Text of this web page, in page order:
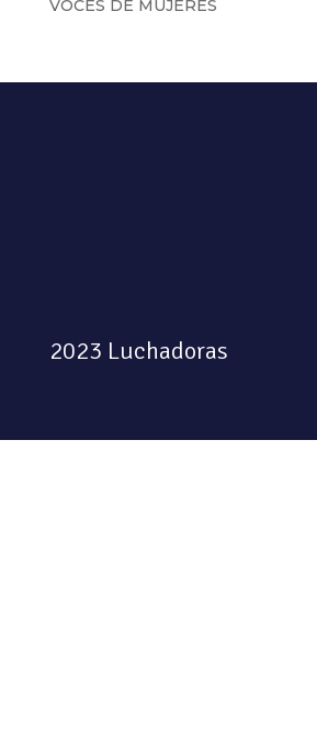
VOCES DE MUJERES
2023 Luchadoras